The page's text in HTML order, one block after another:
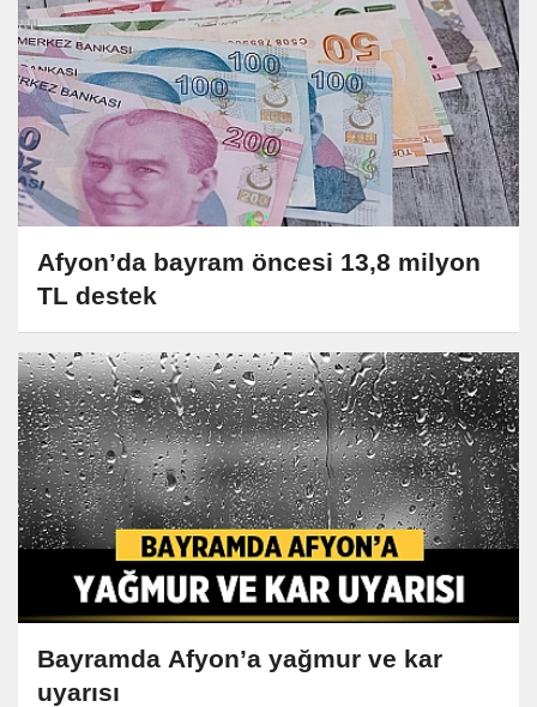
Afyon’da bayram öncesi 13,8 milyon
TL destek
Bayramda Afyon’a yağmur ve kar
uyarısı